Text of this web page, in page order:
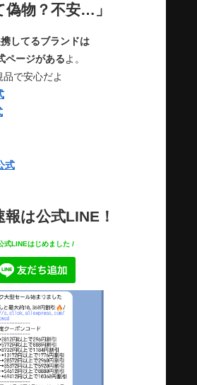
物？不安…」
してるブランドは
ページがあるよ。
で安心だよ
式
は公式LINE！
式LINEはじめました /